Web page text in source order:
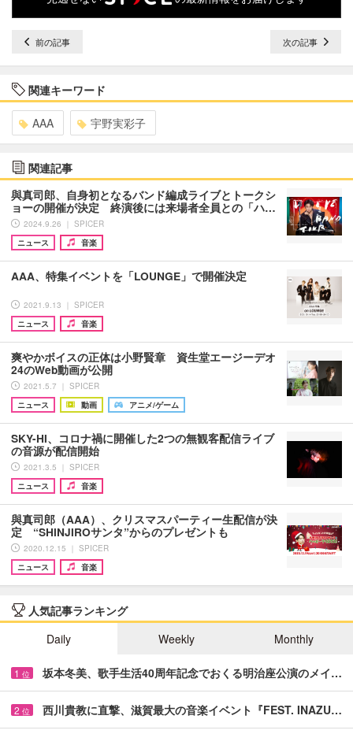
前の記事 次の記事
関連キーワード
AAA 宇野実彩子
関連記事
與真司郎、自身初となるバンド編成ライブとトークシ
ョーの開催が決定 終演後には来場者全員との「ハ…
2024.9.26 ｜ SPICER
ニュース
音楽
AAA、特集イベントを「LOUNGE」で開催決定
2021.9.13 ｜ SPICER
ニュース
音楽
爽やかボイスの正体は小野賢章 資生堂エージーデオ
24のWeb動画が公開
2021.5.7 ｜ SPICER
ニュース
動画 アニメ/ゲーム
SKY-HI、コロナ禍に開催した2つの無観客配信ライブ
の音源が配信開始
2021.3.5 ｜ SPICER
ニュース
音楽
與真司郎（AAA）、クリスマスパーティー生配信が決
定 “SHINJIROサンタ”からのプレゼントも
2020.12.15 ｜ SPICER
ニュース
音楽
人気記事ランキング
Daily
Weekly Monthly
1 位 坂本冬美、歌手生活40周年記念でおくる明治座公演のメイ…
2 位 西川貴教に直撃、滋賀最大の音楽イベント『FEST. INAZU…